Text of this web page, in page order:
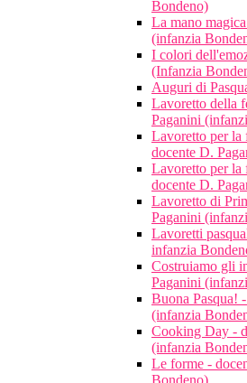
Bondeno)
La mano
(infanzia
I colori
(Infanzia
Auguri di
Lavoretto della
Paganini
Lavoretto per la
docente D.
Lavoretto per la
docente D.
Lavoretto di
Paganini
Lavoretti
infanzia
Costruiamo gli
Paganini
Buona Pasqua!
(infanzia
Cooking Day -
(infanzia
Le forme -